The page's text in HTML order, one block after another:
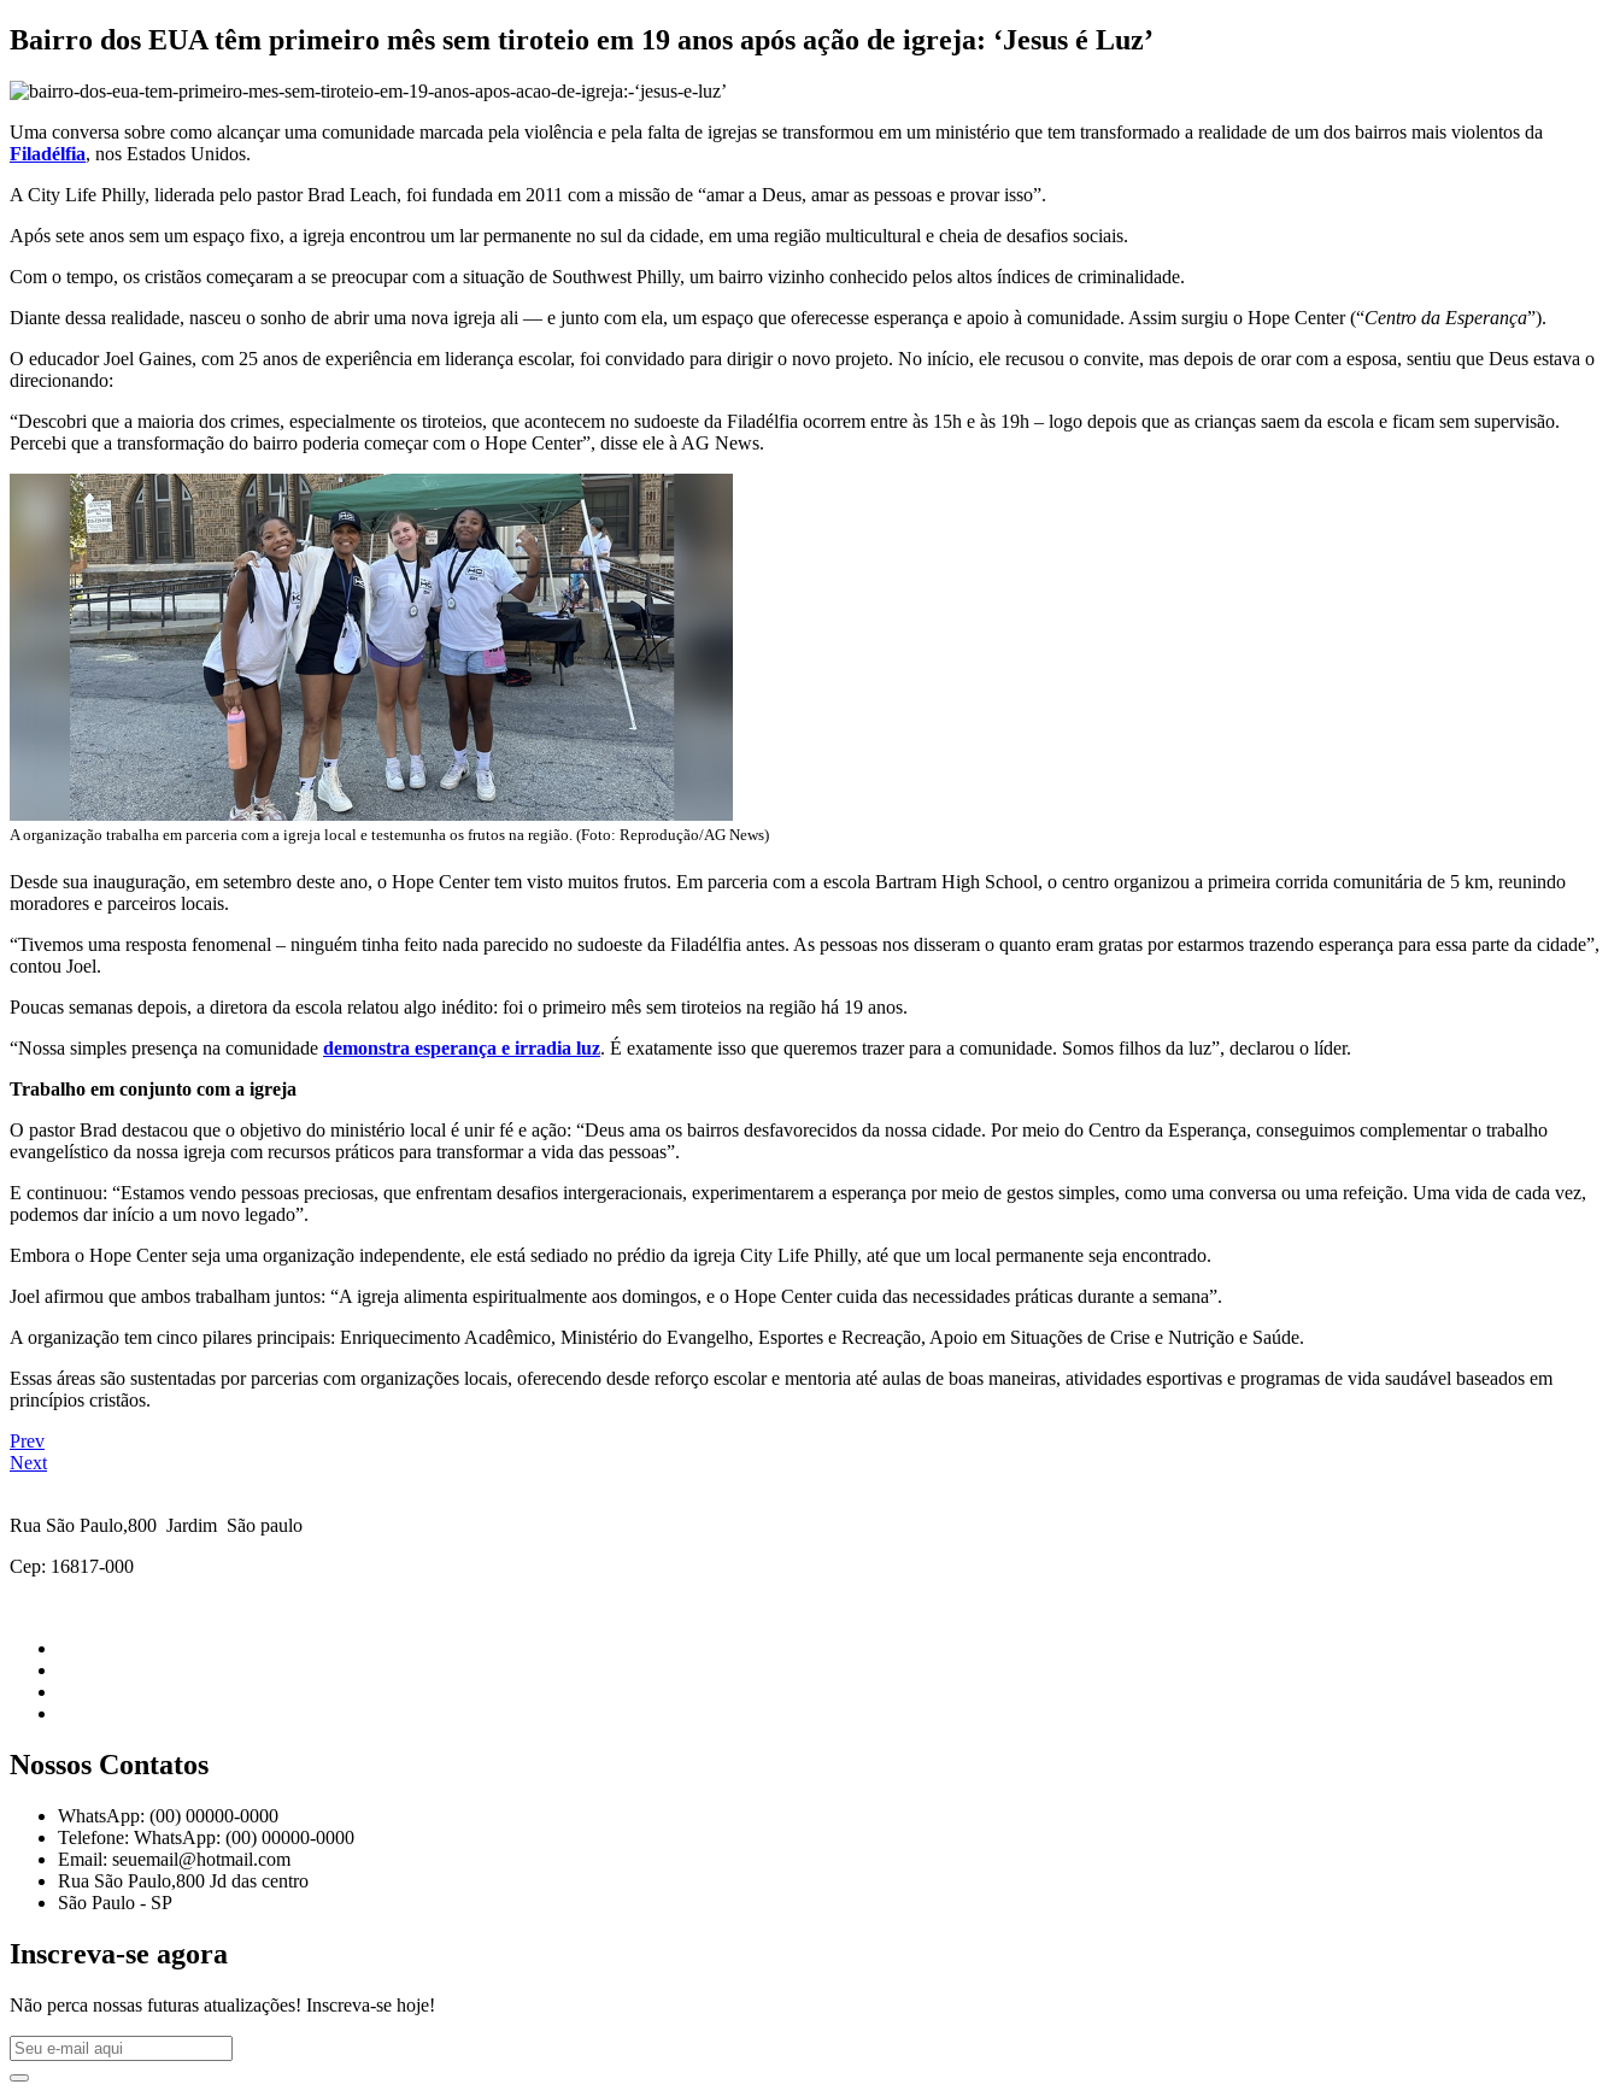
Bairro dos EUA têm primeiro mês sem tiroteio em 19 anos após ação de igreja: ‘Jesus é Luz’
Uma conversa sobre como alcançar uma comunidade marcada pela violência e pela falta de igrejas se transformou em um ministério que tem transformado a realidade de um dos bairros mais violentos da
Filadélfia, nos Estados Unidos.
A City Life Philly, liderada pelo pastor Brad Leach, foi fundada em 2011 com a missão de “amar a Deus, amar as pessoas e provar isso”.
Após sete anos sem um espaço fixo, a igreja encontrou um lar permanente no sul da cidade, em uma região multicultural e cheia de desafios sociais.
Com o tempo, os cristãos começaram a se preocupar com a situação de Southwest Philly, um bairro vizinho conhecido pelos altos índices de criminalidade.
Diante dessa realidade, nasceu o sonho de abrir uma nova igreja ali — e junto com ela, um espaço que oferecesse esperança e apoio à comunidade. Assim surgiu o Hope Center (“Centro da Esperança”).
O educador Joel Gaines, com 25 anos de experiência em liderança escolar, foi convidado para dirigir o novo projeto. No início, ele recusou o convite, mas depois de orar com a esposa, sentiu que Deus estava o
direcionando:
“Descobri que a maioria dos crimes, especialmente os tiroteios, que acontecem no sudoeste da Filadélfia ocorrem entre às 15h e às 19h – logo depois que as crianças saem da escola e ficam sem supervisão.
Percebi que a transformação do bairro poderia começar com o Hope Center”, disse ele à AG News.
A organização trabalha em parceria com a igreja local e testemunha os frutos na região. (Foto: Reprodução/AG News)
Desde sua inauguração, em setembro deste ano, o Hope Center tem visto muitos frutos. Em parceria com a escola Bartram High School, o centro organizou a primeira corrida comunitária de 5 km, reunindo
moradores e parceiros locais.
“Tivemos uma resposta fenomenal – ninguém tinha feito nada parecido no sudoeste da Filadélfia antes. As pessoas nos disseram o quanto eram gratas por estarmos trazendo esperança para essa parte da cidade”,
contou Joel.
Poucas semanas depois, a diretora da escola relatou algo inédito: foi o primeiro mês sem tiroteios na região há 19 anos.
“Nossa simples presença na comunidade demonstra esperança e irradia luz. É exatamente isso que queremos trazer para a comunidade. Somos filhos da luz”, declarou o líder.
Trabalho em conjunto com a igreja
O pastor Brad destacou que o objetivo do ministério local é unir fé e ação: “Deus ama os bairros desfavorecidos da nossa cidade. Por meio do Centro da Esperança, conseguimos complementar o trabalho
evangelístico da nossa igreja com recursos práticos para transformar a vida das pessoas”.
E continuou: “Estamos vendo pessoas preciosas, que enfrentam desafios intergeracionais, experimentarem a esperança por meio de gestos simples, como uma conversa ou uma refeição. Uma vida de cada vez,
podemos dar início a um novo legado”.
Embora o Hope Center seja uma organização independente, ele está sediado no prédio da igreja City Life Philly, até que um local permanente seja encontrado.
Joel afirmou que ambos trabalham juntos: “A igreja alimenta espiritualmente aos domingos, e o Hope Center cuida das necessidades práticas durante a semana”.
A organização tem cinco pilares principais: Enriquecimento Acadêmico, Ministério do Evangelho, Esportes e Recreação, Apoio em Situações de Crise e Nutrição e Saúde.
Essas áreas são sustentadas por parcerias com organizações locais, oferecendo desde reforço escolar e mentoria até aulas de boas maneiras, atividades esportivas e programas de vida saudável baseados em
princípios cristãos.
Prev
Next
Rua São Paulo,800 Jardim São paulo
Cep: 16817-000
Nossos Contatos
WhatsApp: (00) 00000-0000
Telefone: WhatsApp: (00) 00000-0000
Email: seuemail@hotmail.com
Rua São Paulo,800 Jd das centro
São Paulo - SP
Inscreva-se agora
Não perca nossas futuras atualizações! Inscreva-se hoje!